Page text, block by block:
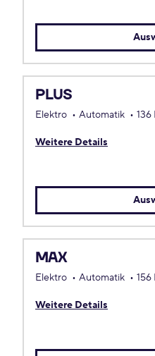
PLUS
Elektro Automatik 136
Weitere Details
MAX
Elektro Automatik 156
Weitere Details